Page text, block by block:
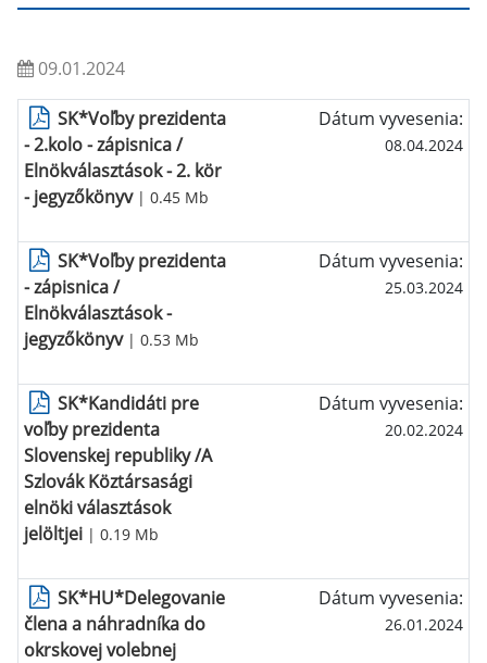
09.01.2024
SK*Voľby prezidenta
- 2.kolo - zápisnica /
Elnökválasztások - 2. kör
- jegyzőkönyv| 0.45 Mb
Dátum vyvesenia:
08.04.2024
SK*Voľby prezidenta
- zápisnica /
Elnökválasztások -
jegyzőkönyv | 0.53 Mb
Dátum vyvesenia:
25.03.2024
SK*Kandidáti pre
voľby prezidenta
Slovenskej republiky /A
Szlovák Köztársasági
elnöki választások
jelöltjei | 0.19 Mb
Dátum vyvesenia:
20.02.2024
SK*HU*Delegovanie
člena a náhradníka do
okrskovej volebnej
Dátum vyvesenia:
26.01.2024